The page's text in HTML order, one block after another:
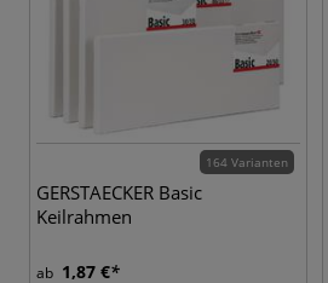
164 Varianten
GERSTAECKER Basic
Keilrahmen
ab 1,87 €